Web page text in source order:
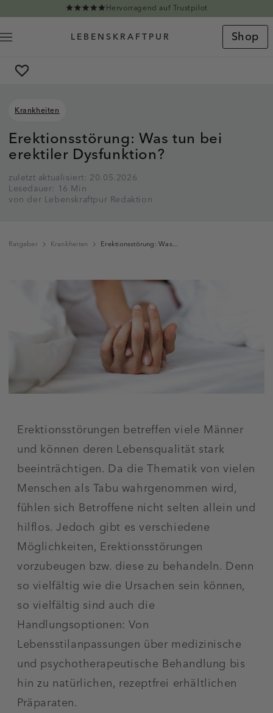
Hervorragend auf Trustpilot
Shop
Krankheiten
Erektionsstörung: Was tun bei
erektiler Dysfunktion?
zuletzt aktualisiert: 20.05.2026
Lesedauer: 16 Min
von der Lebenskraftpur Redaktion
Ratgeber Krankheiten Erektionsstörung: Was...
Erektionsstörungen betreffen viele Männer
und können deren Lebensqualität stark
beeinträchtigen. Da die Thematik von vielen
Menschen als Tabu wahrgenommen wird,
fühlen sich Betroffene nicht selten allein und
hilflos. Jedoch gibt es verschiedene
Möglichkeiten, Erektionsstörungen
vorzubeugen bzw. diese zu behandeln. Denn
so vielfältig wie die Ursachen sein können,
so vielfältig sind auch die
Handlungsoptionen: Von
Lebensstilanpassungen über medizinische
und psychotherapeutische Behandlung bis
hin zu natürlichen, rezeptfrei erhältlichen
Präparaten.